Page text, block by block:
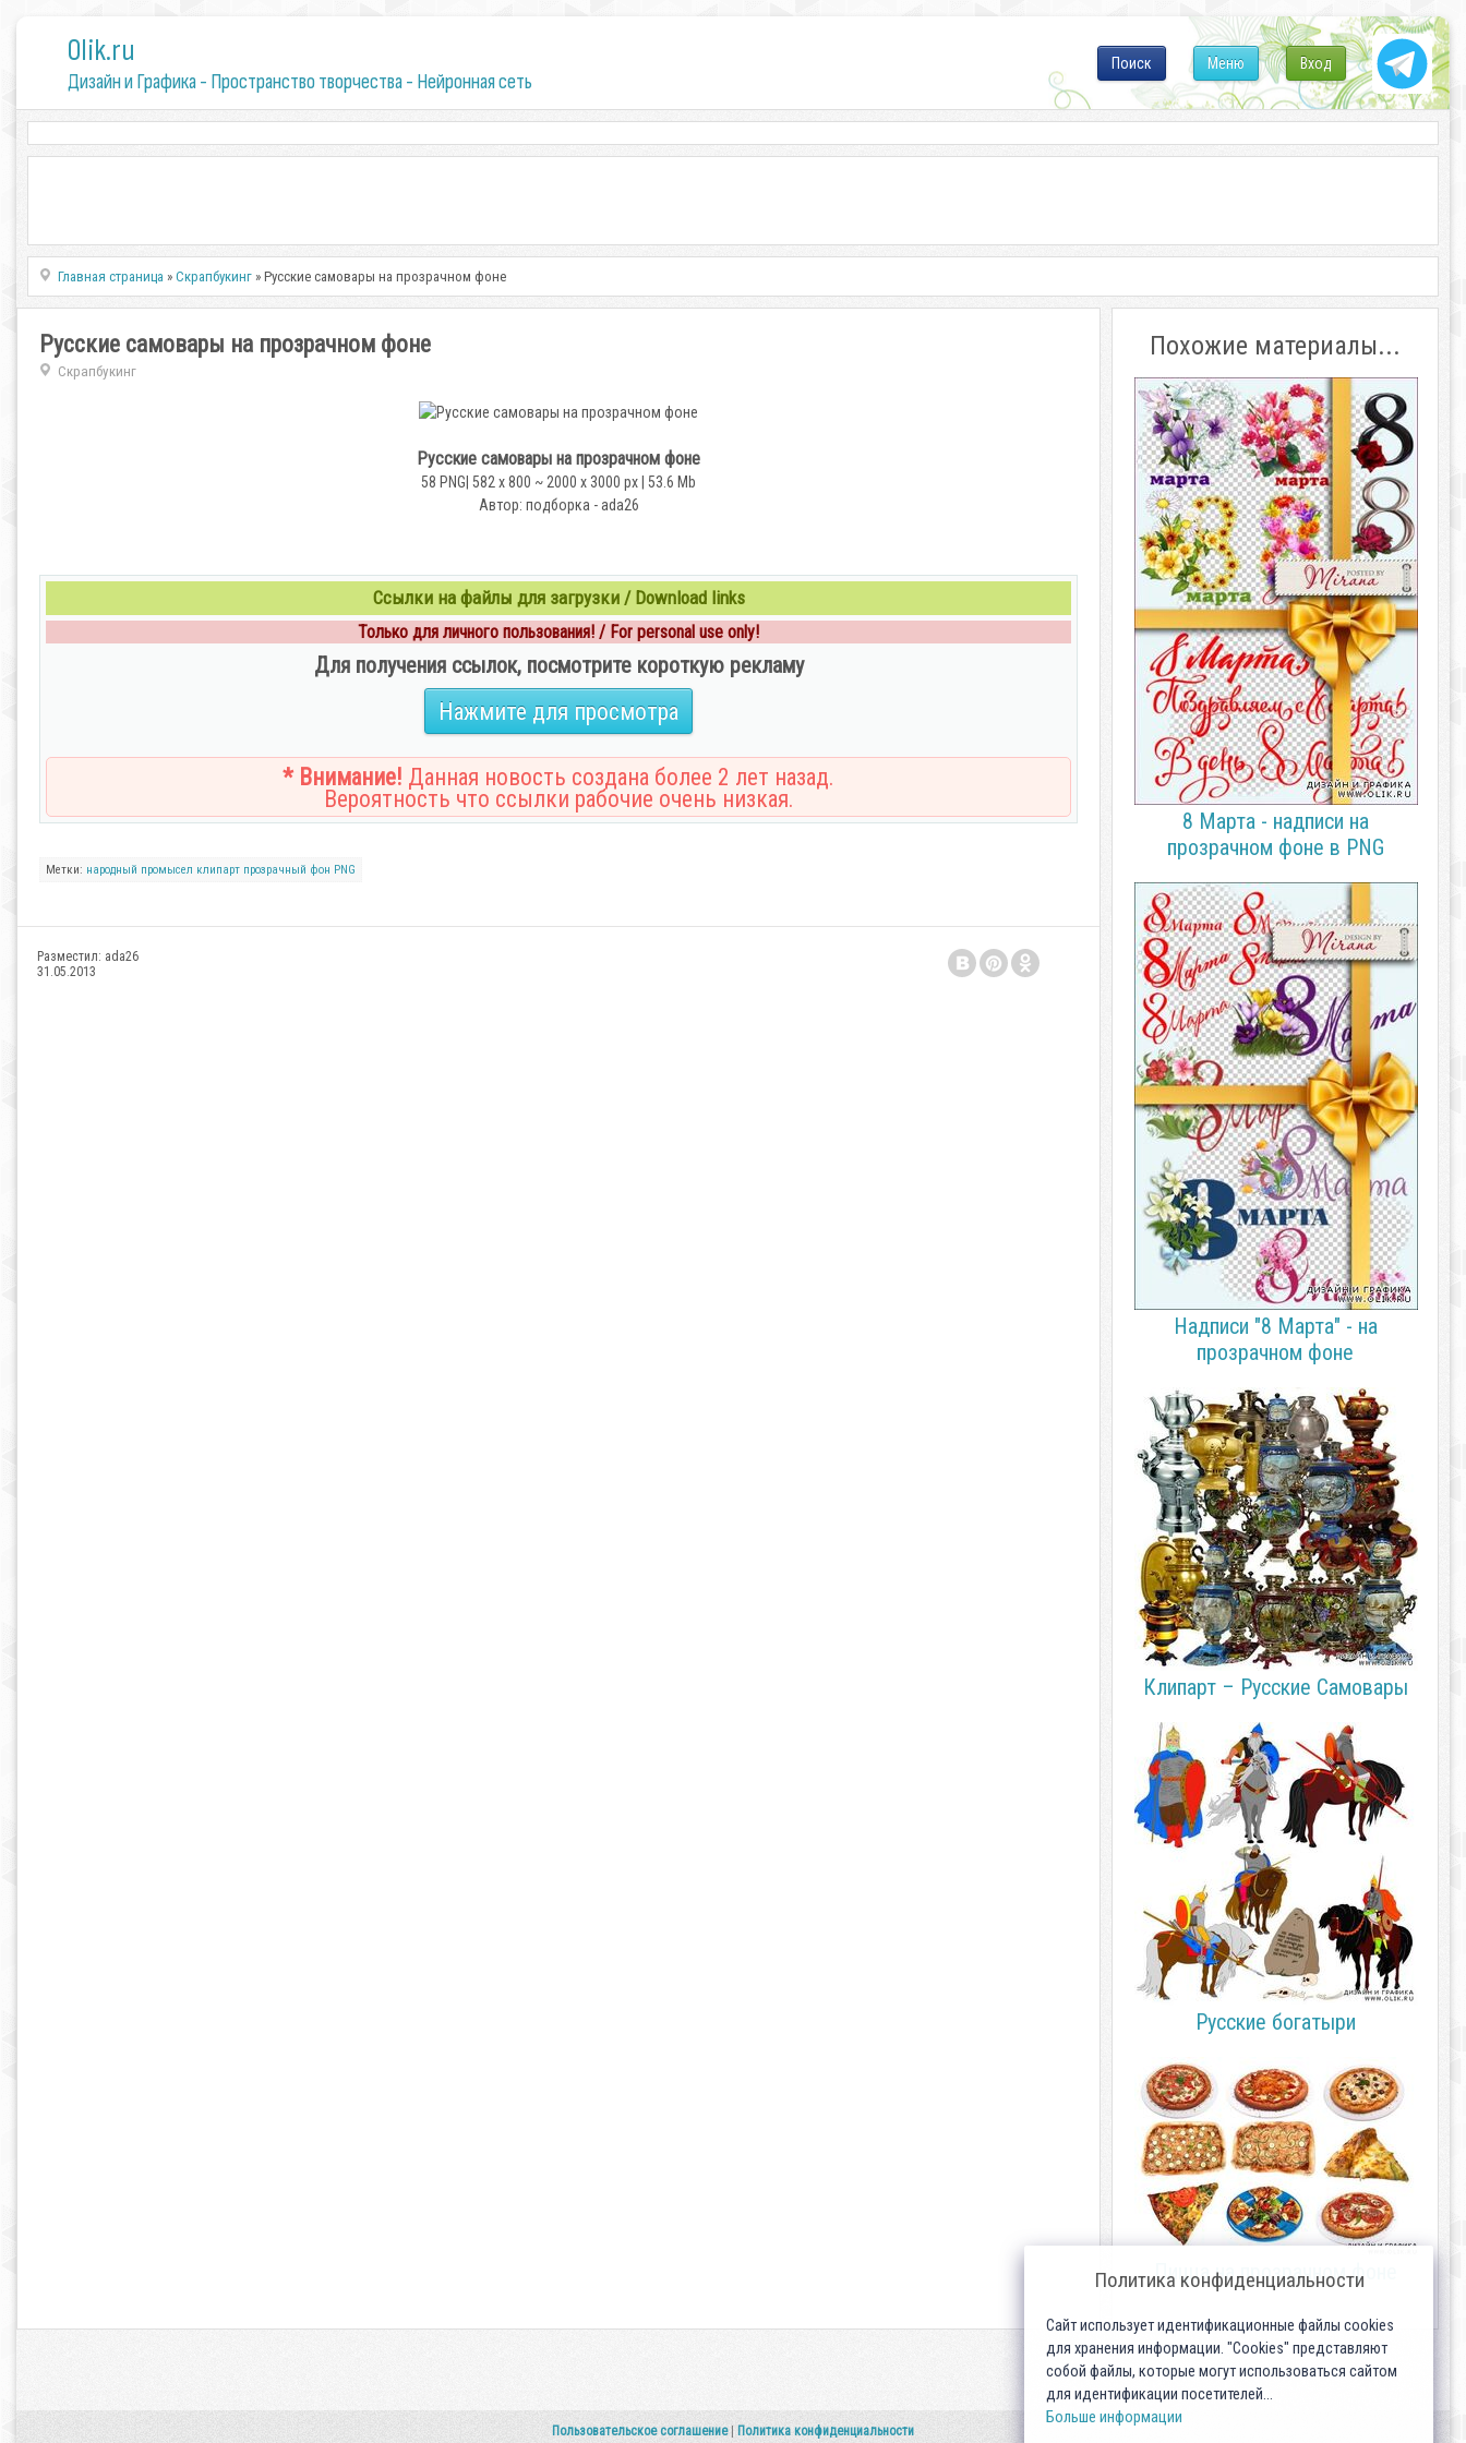
0lik.ru
Дизайн и Графика - Пространство творчества - Нейронная сеть
Вход
Меню
Поиск
Главная страница »Скрапбукинг » Русские самовары на прозрачном фоне
Русские самовары на прозрачном фоне
Скрапбукинг
Русские самовары на прозрачном фоне
58 PNG| 582 x 800 ~ 2000 x 3000 px | 53.6 Mb
Автор: подборка - ada26
Ссылки на файлы для загрузки / Download links
Только для личного пользования! / For personal use only!
Для получения ссылок, посмотрите короткую рекламу
Нажмите для просмотра
* Внимание! Данная новость создана более 2 лет назад.
Вероятность что ссылки рабочие очень низкая.
Метки: народный промысел клипарт прозрачный фон PNG
Разместил: ada26
31.05.2013
Похожие материалы...
8 Марта - надписи на
прозрачном фоне в PNG
Надписи "8 Марта" - на
прозрачном фоне
Клипарт – Русские Самовары
Русские богатыри
Пицца на прозрачном фоне
Пользовательское соглашение Политика конфиденциальности
Политика конфиденциальности
Сайт использует идентификационные файлы cookies
для хранения информации. "Cookies" представляют
собой файлы, которые могут использоваться сайтом
для идентификации посетителей...
Больше информации